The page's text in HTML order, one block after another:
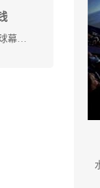
近年来，球幕飞行影院发展非常快。裸眼5D球幕影院以3D影院为基础，将震动、坠落、吹气、喷水、摇摆、潜水、香味等特效引入3D影院，具有主题突出、科技含量高、效果逼真、画面冲 ...